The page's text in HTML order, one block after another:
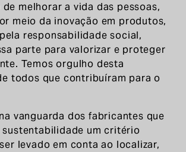
melhorar a vida das pessoas,
meio da inovação em produtos,
responsabilidade social,
parte para valorizar e proteger
Temos orgulho desta
todos que contribuíram para o
vanguarda dos fabricantes que
sustentabilidade um critério
levado em conta ao localizar,